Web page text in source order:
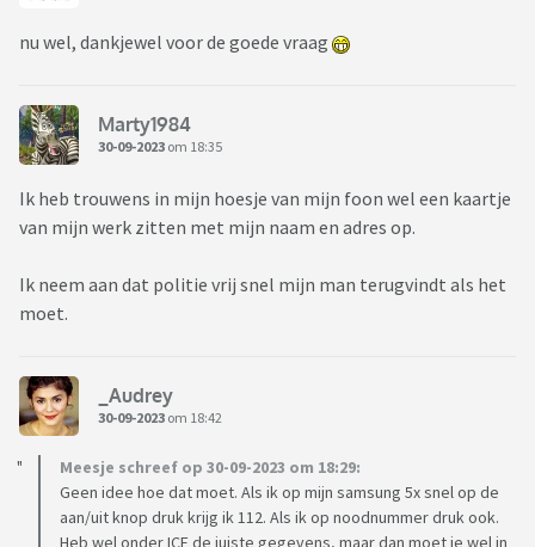
nu wel, dankjewel voor de goede vraag
Marty1984
30-09-2023 om 18:35
Ik heb trouwens in mijn hoesje van mijn foon wel een kaartje
van mijn werk zitten met mijn naam en adres op.
Ik neem aan dat politie vrij snel mijn man terugvindt als het
moet.
_Audrey
30-09-2023 om 18:42
Meesje schreef op 30-09-2023 om 18:29:
Geen idee hoe dat moet. Als ik op mijn samsung 5x snel op de
aan/uit knop druk krijg ik 112. Als ik op noodnummer druk ook.
Heb wel onder ICE de juiste gegevens, maar dan moet je wel in